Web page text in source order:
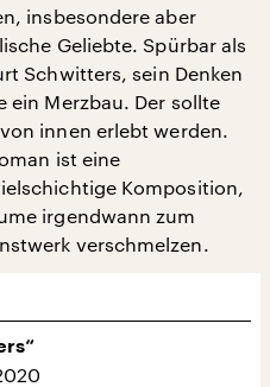
insbesondere aber
Geliebte. Spürbar als
Schwitters, sein Denken
ein Merzbau. Der sollte
innen erlebt werden.
ist eine
Komposition,
irgendwann zum
verschmelzen.